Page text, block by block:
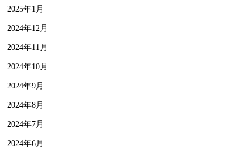
2025年1月
2024年12月
2024年11月
2024年10月
2024年9月
2024年8月
2024年7月
2024年6月